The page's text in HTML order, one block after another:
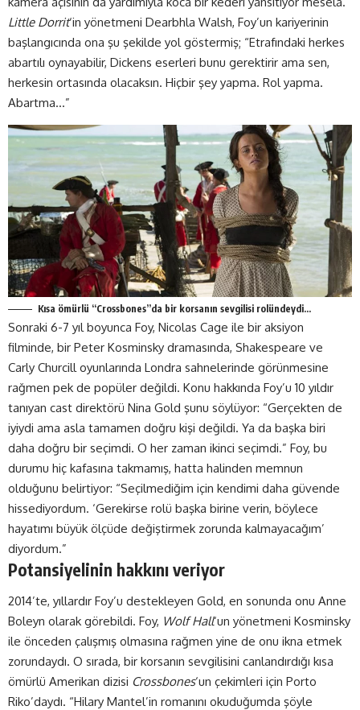
Little Dorrit‘in yönetmeni Dearbhla Walsh, Foy’un kariyerinin
başlangıcında ona şu şekilde yol göstermiş; “Etrafındaki herkes
abartılı oynayabilir, Dickens eserleri bunu gerektirir ama sen,
herkesin ortasında olacaksın. Hiçbir şey yapma. Rol yapma.
Abartma…”
Kısa ömürlü “Crossbones”da bir korsanın sevgilisi rolündeydi…
Sonraki 6-7 yıl boyunca Foy, Nicolas Cage ile bir aksiyon
filminde, bir Peter Kosminsky dramasında, Shakespeare ve
Carly Churcill oyunlarında Londra sahnelerinde görünmesine
rağmen pek de popüler değildi. Konu hakkında Foy’u 10 yıldır
tanıyan cast direktörü Nina Gold şunu söylüyor: “Gerçekten de
iyiydi ama asla tamamen doğru kişi değildi. Ya da başka biri
daha doğru bir seçimdi. O her zaman ikinci seçimdi.” Foy, bu
durumu hiç kafasına takmamış, hatta halinden memnun
olduğunu belirtiyor: “Seçilmediğim için kendimi daha güvende
hissediyordum. ‘Gerekirse rolü başka birine verin, böylece
hayatımı büyük ölçüde değiştirmek zorunda kalmayacağım’
diyordum.”
Potansiyelinin hakkını veriyor
2014’te, yıllardır Foy’u destekleyen Gold, en sonunda onu Anne
Boleyn olarak görebildi. Foy, Wolf Hall‘un yönetmeni Kosminsky
ile önceden çalışmış olmasına rağmen yine de onu ikna etmek
zorundaydı. O sırada, bir korsanın sevgilisini canlandırdığı kısa
ömürlü Amerikan dizisi Crossbones‘un çekimleri için Porto
Riko’daydı. “Hilary Mantel’in romanını okuduğumda şöyle